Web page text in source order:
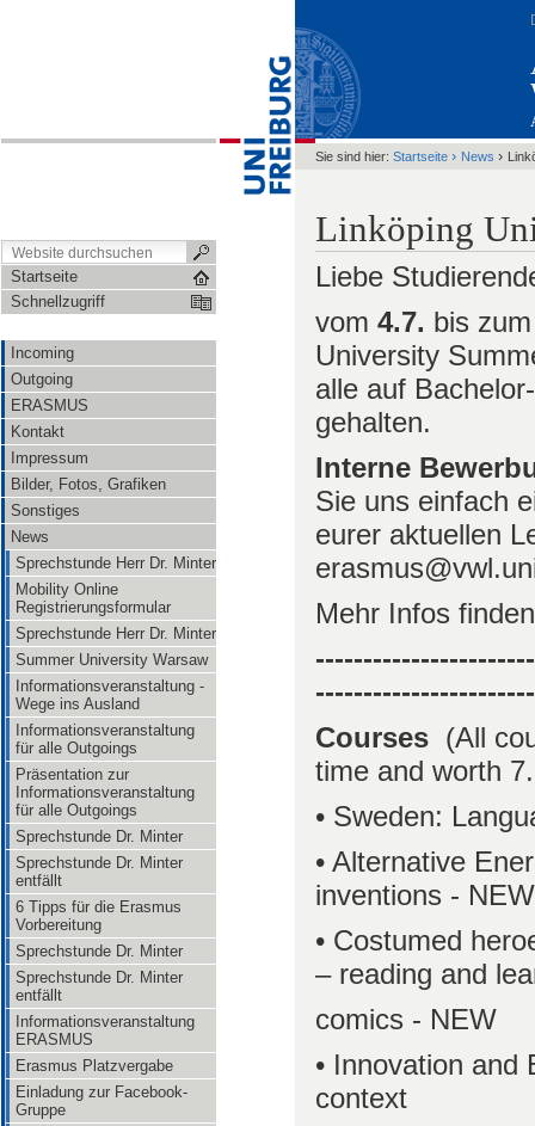
Startseite
Schnellzugriff
Incoming
Outgoing
ERASMUS
Kontakt
Impressum
Bilder, Fotos, Grafiken
Sonstiges
News
Sprechstunde Herr Dr. Minter
Mobility Online
Registrierungsformular
Sprechstunde Herr Dr. Minter
Summer University Warsaw
Informationsveranstaltung -
Wege ins Ausland
Informationsveranstaltung
für alle Outgoings
Präsentation zur
Informationsveranstaltung
für alle Outgoings
Sprechstunde Dr. Minter
Sprechstunde Dr. Minter
entfällt
6 Tipps für die Erasmus
Vorbereitung
Sprechstunde Dr. Minter
Sprechstunde Dr. Minter
entfällt
Informationsveranstaltung
ERASMUS
Erasmus Platzvergabe
Einladung zur Facebook-
Gruppe
Sie sind hier: Startseite › News ›
Linköping
Liebe
vom 4.7. bis
University
alle auf
gehalten.
Interne
Sie uns einfach
eurer aktuellen
Mehr Infos
Courses (All
time and worth
• Sweden:
• Alternative
inventions -
• Costumed
– reading and
comics - NEW
• Innovation and
context